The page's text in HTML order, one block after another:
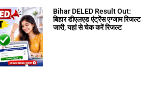
Bihar DELED Result Out:
बिहार डीएलएड एंट्रेंस एग्जाम रिजल्ट
जारी, यहां से चेक करें रिजल्ट